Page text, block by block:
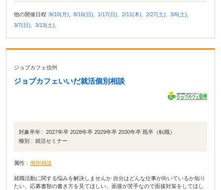
他の開催日程 :8/10(月), 8/16(日), 1/17(日), 2/11(木), 2/27(土),
3/6(土),
3/7(日),
3/13(土),
ジョブカフェ信州
ジョブカフェいいだ就活個別相談
対象卒年 : 2027年卒 2028年卒 2029年卒 2030年卒 既卒（転職）
種別 : 就活セミナー
属性 : 個別相談
就職活動に関する悩みを解決しませんか 自分はどんな仕事が向いているか知り
たい、応募書類の書き方を見てほしい、面接が苦手なので面接対策をしてほし